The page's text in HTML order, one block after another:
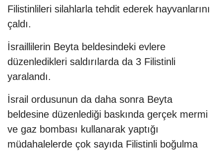
Filistinlileri silahlarla tehdit ederek hayvanlarını
çaldı.
İsraillilerin Beyta beldesindeki evlere
düzenledikleri saldırılarda da 3 Filistinli
yaralandı.
İsrail ordusunun da daha sonra Beyta
beldesine düzenlediği baskında gerçek mermi
ve gaz bombası kullanarak yaptığı
müdahalelerde çok sayıda Filistinli boğulma